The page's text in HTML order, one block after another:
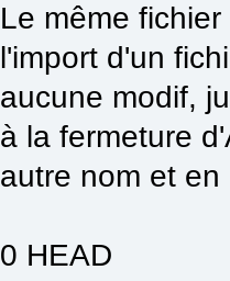
Le même
l'import d'un
aucune modif,
à la fermeture
autre nom et
0 HEAD